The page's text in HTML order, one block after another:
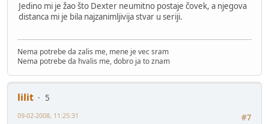
Jedino mi je žao što Dexter neumitno postaje čovek, a njegova
distanca mi je bila najzanimljivija stvar u seriji.
Nema potrebe da zalis me, mene je vec sram
Nema potrebe da hvalis me, dobro ja to znam
lilit
5
#7
09-02-2008, 11:25:31